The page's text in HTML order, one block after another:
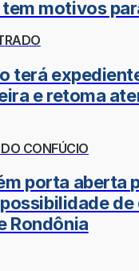
motivos
terá
e retoma
CONFÚCIO
porta aberta
Rondônia